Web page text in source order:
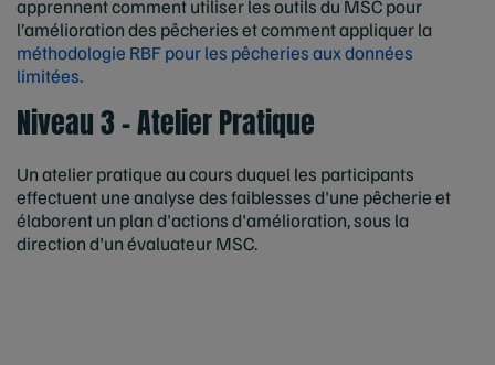
apprennent comment utiliser les outils du MSC pour
l’amélioration des pêcheries et comment appliquer la
méthodologie RBF pour les pêcheries aux données
limitées.
Niveau 3 - Atelier Pratique
Un atelier pratique au cours duquel les participants
effectuent une analyse des faiblesses d'une pêcherie et
élaborent un plan d'actions d'amélioration, sous la
direction d'un évaluateur MSC.